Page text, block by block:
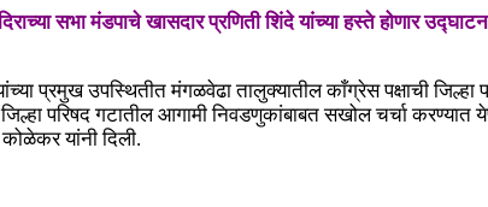
सभा मंडपाचे खासदार प्रणिती शिंदे यांच्या हस्ते होणार उद्घाटन
प्रमुख उपस्थितीत मंगळवेढा तालुक्यातील काँग्रेस पक्षाची जिल्हा
परिषद गटातील आगामी निवडणुकांबाबत सखोल चर्चा करण्यात
यांनी दिली.